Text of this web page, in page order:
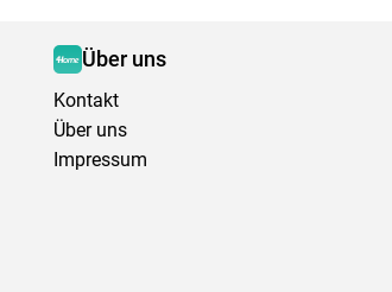
Über uns
Kontakt
Über uns
Impressum